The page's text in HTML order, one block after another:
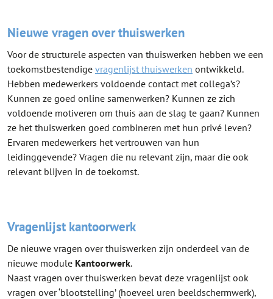
Nieuwe vragen over thuiswerken
Voor de structurele aspecten van thuiswerken hebben we een
toekomstbestendige vragenlijst thuiswerken ontwikkeld.
Hebben medewerkers voldoende contact met collega’s?
Kunnen ze goed online samenwerken? Kunnen ze zich
voldoende motiveren om thuis aan de slag te gaan? Kunnen
ze het thuiswerken goed combineren met hun privé leven?
Ervaren medewerkers het vertrouwen van hun
leidinggevende? Vragen die nu relevant zijn, maar die ook
relevant blijven in de toekomst.
Vragenlijst kantoorwerk
De nieuwe vragen over thuiswerken zijn onderdeel van de
nieuwe module Kantoorwerk.
Naast vragen over thuiswerken bevat deze vragenlijst ook
vragen over ‘blootstelling’ (hoeveel uren beeldschermwerk),